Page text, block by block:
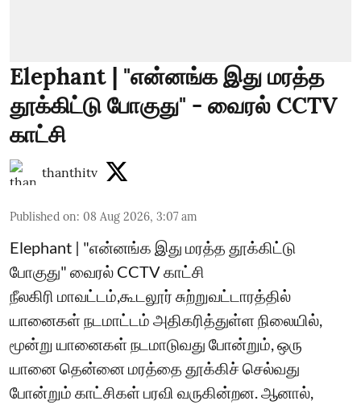
Elephant | "என்னங்க இது மரத்த
தூக்கிட்டு போகுது" - வைரல் CCTV
காட்சி
thanthitv
Published on: 08 Aug 2026, 3:07 am
Elephant | "என்னங்க இது மரத்த தூக்கிட்டு
போகுது" வைரல் CCTV காட்சி
நீலகிரி மாவட்டம்,கூடலூர் சுற்றுவட்டாரத்தில்
யானைகள் நடமாட்டம் அதிகரித்துள்ள நிலையில்,
மூன்று யானைகள் நடமாடுவது போன்றும், ஒரு
யானை தென்னை மரத்தை தூக்கிச் செல்வது
போன்றும் காட்சிகள் பரவி வருகின்றன. ஆனால்,